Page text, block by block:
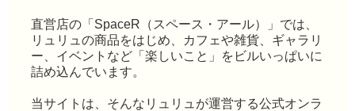
直営店の「SpaceR（スペース・アール）」では、
リュリュの商品をはじめ、カフェや雑貨、ギャラリ
ー、イベントなど「楽しいこと」をビルいっぱいに
詰め込んでいます。
当サイトは、そんなリュリュが運営する公式オンラ